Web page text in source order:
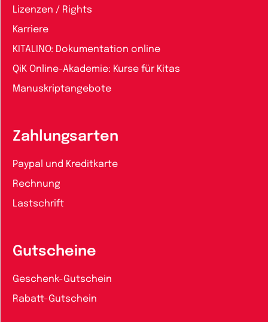
Lizenzen / Rights
Karriere
KITALINO: Dokumentation online
QiK Online-Akademie: Kurse für Kitas
Manuskriptangebote
Zahlungsarten
Paypal und Kreditkarte
Rechnung
Lastschrift
Gutscheine
Geschenk-Gutschein
Rabatt-Gutschein